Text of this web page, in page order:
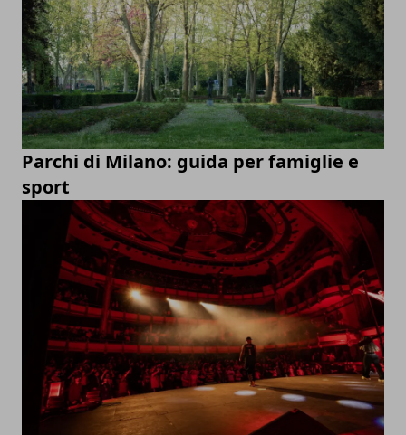
Parchi di Milano: guida per famiglie e
sport